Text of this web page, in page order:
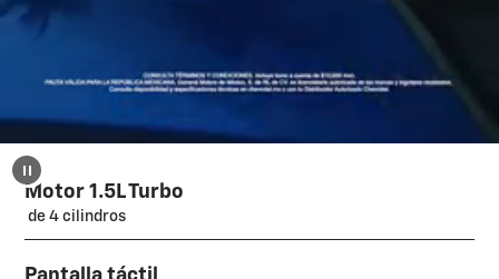
Motor 1.5L Turbo
de 4 cilindros